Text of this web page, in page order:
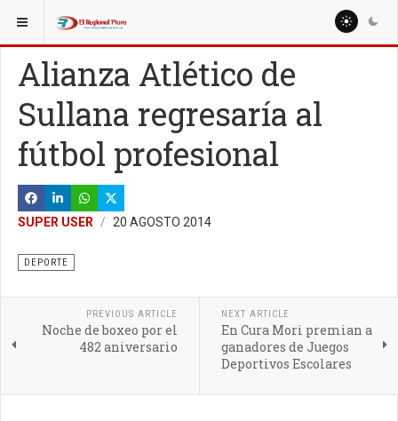
ESTÁ AQUÍ: MISCELANEAS
Alianza Atlético de
Sullana regresaría al
fútbol profesional
SUPER USER 20 AGOSTO 2014
DEPORTE
PREVIOUS ARTICLE
Noche de boxeo por el
482 aniversario
NEXT ARTICLE
En Cura Mori premian a
ganadores de Juegos
Deportivos Escolares